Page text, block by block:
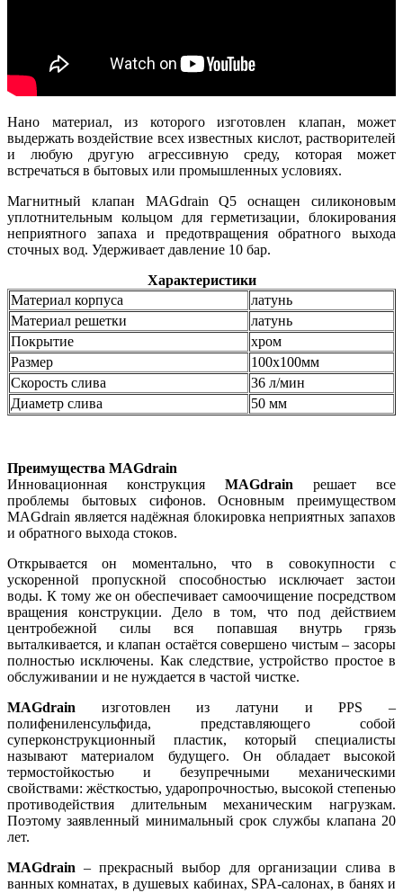
Нано материал, из которого изготовлен клапан, может
выдержать воздействие всех известных кислот, растворителей
и любую другую агрессивную среду, которая может
встречаться в бытовых или промышленных условиях.
Магнитный клапан MAGdrain Q5 оснащен силиконовым
уплотнительным кольцом для герметизации, блокирования
неприятного запаха и предотвращения обратного выхода
сточных вод. Удерживает давление 10 бар.
Характеристики
Материал корпуса
латунь
Материал решетки
латунь
Покрытие
хром
Размер
100х100мм
Скорость слива
36 л/мин
Диаметр слива
50 мм
Преимущества MAGdrain
Инновационная конструкция MAGdrain решает все
проблемы бытовых сифонов. Основным преимуществом
MAGdrain является надёжная блокировка неприятных запахов
и обратного выхода стоков.
Открывается он моментально, что в совокупности с
ускоренной пропускной способностью исключает застои
воды. К тому же он обеспечивает самоочищение посредством
вращения конструкции. Дело в том, что под действием
центробежной силы вся попавшая внутрь грязь
выталкивается, и клапан остаётся совершено чистым – засоры
полностью исключены. Как следствие, устройство простое в
обслуживании и не нуждается в частой чистке.
MAGdrain изготовлен из латуни и PPS –
полифениленсульфида, представляющего собой
суперконструкционный пластик, который специалисты
называют материалом будущего. Он обладает высокой
термостойкостью и безупречными механическими
свойствами: жёсткостью, ударопрочностью, высокой степенью
противодействия длительным механическим нагрузкам.
Поэтому заявленный минимальный срок службы клапана 20
лет.
MAGdrain – прекрасный выбор для организации слива в
ванных комнатах, в душевых кабинах, SPA-салонах, в банях и